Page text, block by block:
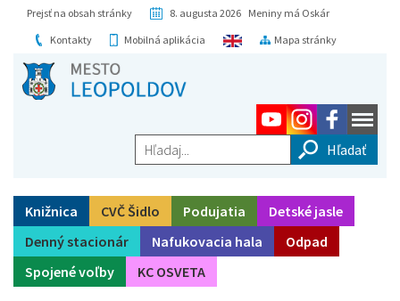
Prejsť na obsah stránky
8. augusta 2026 Meniny má Oskár
Kontakty
Mobilná aplikácia Mapa stránky
Hľadaj...
Knižnica CVČ Šidlo Podujatia
Detské jasle
Denný stacionár
Nafukovacia hala
Odpad
Spojené voľby
KC OSVETA